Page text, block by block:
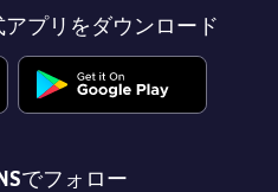
プリをダウンロード
でフォロー